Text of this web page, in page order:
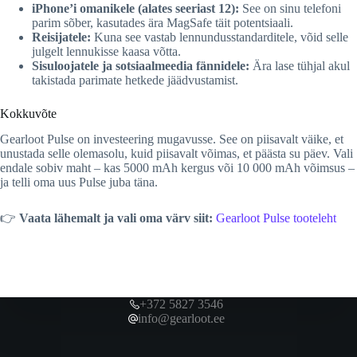
iPhone’i omanikele (alates seeriast 12): See on sinu telefoni
parim sõber, kasutades ära MagSafe täit potentsiaali.
Reisijatele: Kuna see vastab lennundusstandarditele, võid selle
julgelt lennukisse kaasa võtta.
Sisuloojatele ja sotsiaalmeedia fännidele: Ära lase tühjal akul
takistada parimate hetkede jäädvustamist.
Kokkuvõte
Gearloot Pulse on investeering mugavusse. See on piisavalt väike, et
unustada selle olemasolu, kuid piisavalt võimas, et päästa su päev. Vali
endale sobiv maht – kas 5000 mAh kergus või 10 000 mAh võimsus –
ja telli oma uus Pulse juba täna.
👉 Vaata lähemalt ja vali oma värv siit: Gearloot Pulse tooteleht
+372 5827 3546
info@gearloot.ee